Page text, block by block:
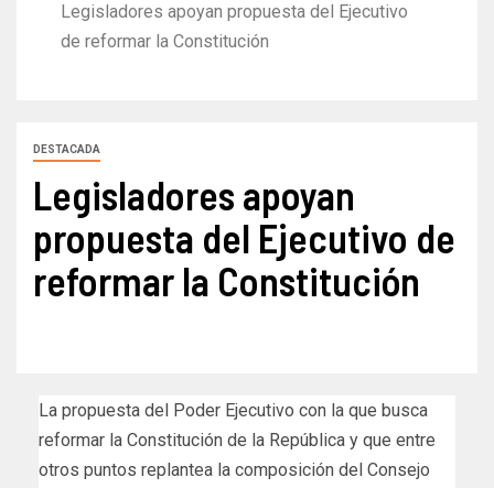
Legisladores apoyan propuesta del Ejecutivo
de reformar la Constitución
DESTACADA
Legisladores apoyan
propuesta del Ejecutivo de
reformar la Constitución
La propuesta del Poder Ejecutivo con la que busca
reformar la Constitución de la República y que entre
otros puntos replantea la composición del Consejo